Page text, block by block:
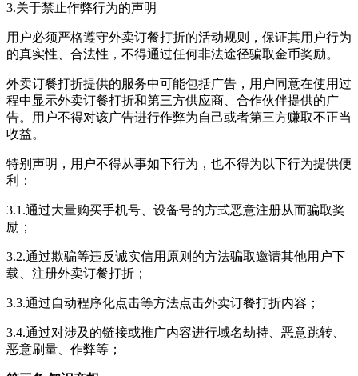
3.关于禁止作弊行为的声明
用户必须严格遵守外卖订餐打折的活动规则，保证其用户行为
的真实性、合法性，不得通过任何非法途径骗取金币奖励。
外卖订餐打折提供的服务中可能包括广告，用户同意在使用过
程中显示外卖订餐打折和第三方供应商、合作伙伴提供的广
告。用户不得对该广告进行作弊为自己或者第三方赚取不正当
收益。
特别声明，用户不得从事如下行为，也不得为以下行为提供便
利：
3.1.通过大量购买手机号、设备号的方式恶意注册从而骗取奖
励；
3.2.通过欺骗等违反诚实信用原则的方法骗取邀请其他用户下
载、注册外卖订餐打折 ；
3.3.通过自动程序化点击等方法点击外卖订餐打折内容；
3.4.通过对涉及的链接或推广内容进行域名劫持、恶意跳转、
恶意刷量、作弊等；